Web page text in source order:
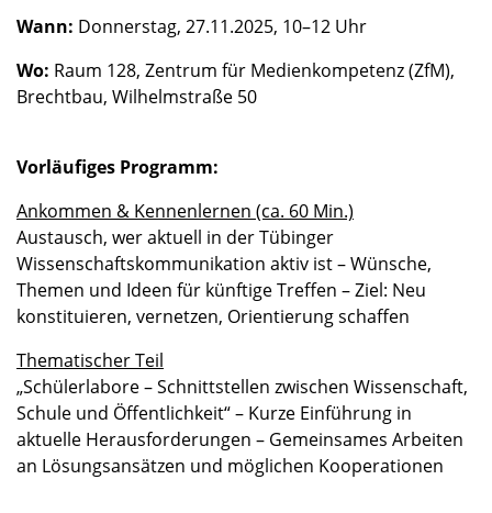
Wann: Donnerstag, 27.11.2025, 10–12 Uhr
Wo: Raum 128, Zentrum für Medienkompetenz (ZfM),
Brechtbau, Wilhelmstraße 50
Vorläufiges Programm:
Ankommen & Kennenlernen (ca. 60 Min.)
Austausch, wer aktuell in der Tübinger
Wissenschaftskommunikation aktiv ist – Wünsche,
Themen und Ideen für künftige Treffen – Ziel: Neu
konstituieren, vernetzen, Orientierung schaffen
Thematischer Teil
„Schülerlabore – Schnittstellen zwischen Wissenschaft,
Schule und Öffentlichkeit“ – Kurze Einführung in
aktuelle Herausforderungen – Gemeinsames Arbeiten
an Lösungsansätzen und möglichen Kooperationen